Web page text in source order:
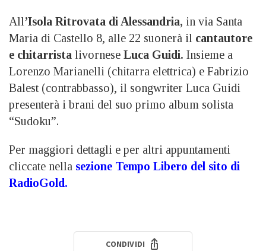
All’Isola Ritrovata di Alessandria, in via Santa
Maria di Castello 8, alle 22 suonerà il cantautore
e chitarrista livornese Luca Guidi. Insieme a
Lorenzo Marianelli (chitarra elettrica) e Fabrizio
Balest (contrabbasso), il songwriter Luca Guidi
presenterà i brani del suo primo album solista
“Sudoku”.
Per maggiori dettagli e per altri appuntamenti
cliccate nella sezione Tempo Libero del sito di
RadioGold.
CONDIVIDI